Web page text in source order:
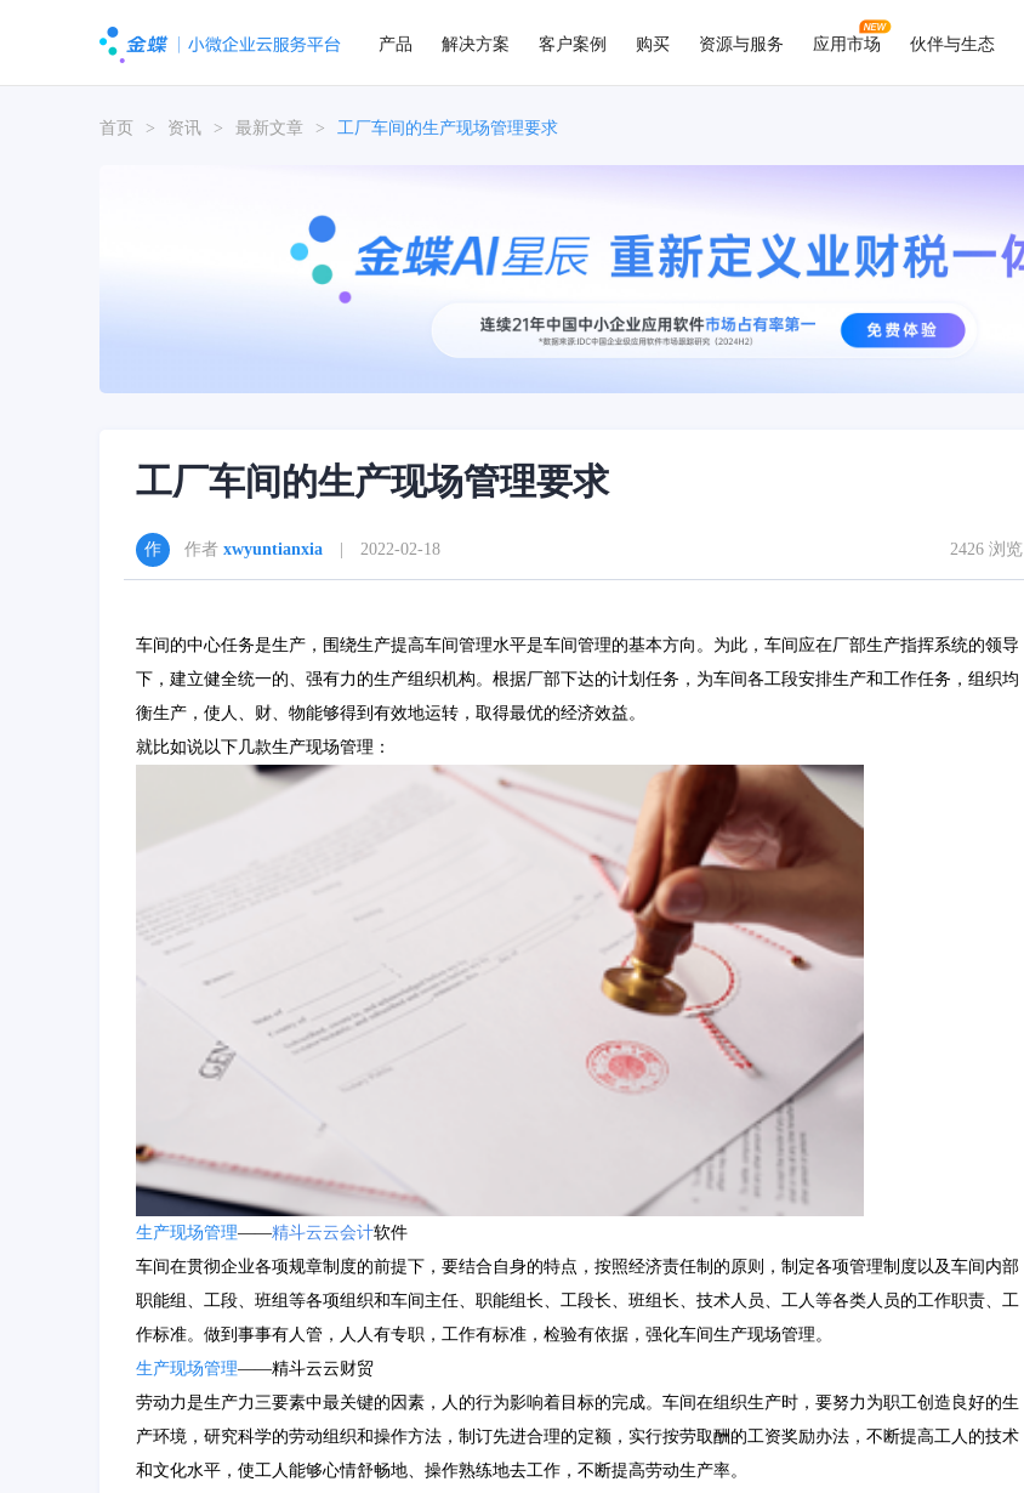
产品 解决方案 客户案例 购买 资源与服务 应用市场 伙伴与生态
首页 > 资讯 > 最新文章 > 工厂车间的生产现场管理要求
工厂车间的生产现场管理要求
作者 xwyuntianxia | 2022-02-18 2426 浏览
车间的中心任务是生产，围绕生产提高车间管理水平是车间管理的基本方向。为此，车间应在厂部生产指挥系统的领导
下，建立健全统一的、强有力的生产组织机构。根据厂部下达的计划任务，为车间各工段安排生产和工作任务，组织均
衡生产，使人、财、物能够得到有效地运转，取得最优的经济效益。
就比如说以下几款生产现场管理：
生产现场管理——精斗云云会计软件
车间在贯彻企业各项规章制度的前提下，要结合自身的特点，按照经济责任制的原则，制定各项管理制度以及车间内部
职能组、工段、班组等各项组织和车间主任、职能组长、工段长、班组长、技术人员、工人等各类人员的工作职责、工
作标准。做到事事有人管，人人有专职，工作有标准，检验有依据，强化车间生产现场管理。
生产现场管理——精斗云云财贸
劳动力是生产力三要素中最关键的因素，人的行为影响着目标的完成。车间在组织生产时，要努力为职工创造良好的生
产环境，研究科学的劳动组织和操作方法，制订先进合理的定额，实行按劳取酬的工资奖励办法，不断提高工人的技术
和文化水平，使工人能够心情舒畅地、操作熟练地去工作，不断提高劳动生产率。